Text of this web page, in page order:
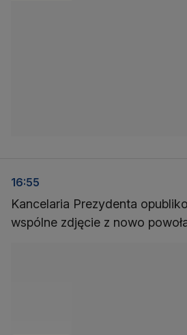
16:55
Kancelaria Prezydenta
wspólne zdjęcie z nowo